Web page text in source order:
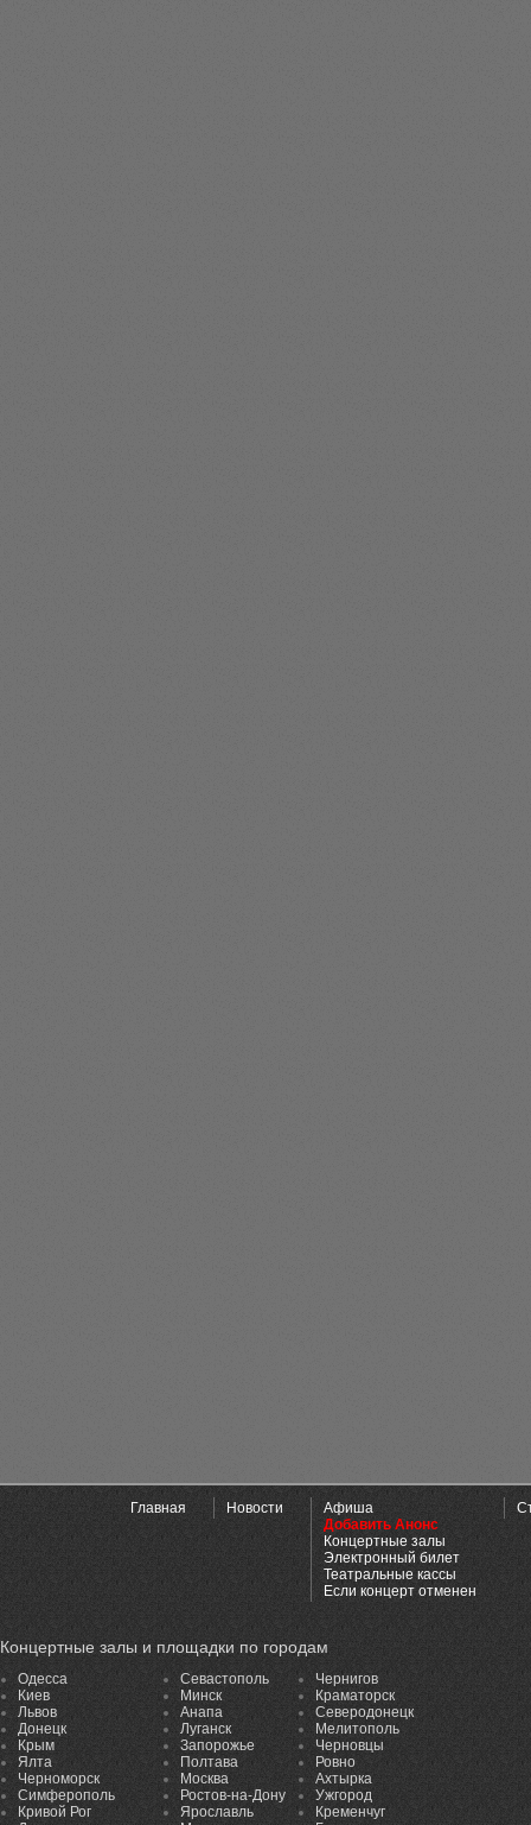
Главная Новости
Афиша
Добавить Анонс
Концертные залы
Электронный билет
Театральные кассы
Если концерт отменен
Концертные залы и площадки по городам
Одесса
Киев
Львов
Донецк
Крым
Ялта
Черноморск
Симферополь
Кривой Рог
Севастополь
Минск
Анапа
Луганск
Запорожье
Полтава
Москва
Ростов-на-Дону
Ярославль
Чернигов
Краматорск
Северодонецк
Мелитополь
Черновцы
Ровно
Ахтырка
Ужгород
Кременчуг